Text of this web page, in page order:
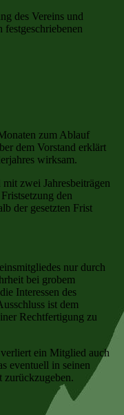
des Vereins und
zum Ablauf
dem Vorstand erklärt
wirksam.
zwei Jahresbeiträgen
den
der gesetzten Frist
nur durch
bei grobem
Interessen des
ist dem
Rechtfertigung zu
ein Mitglied auch
eventuell in seinen
zurückzugeben.